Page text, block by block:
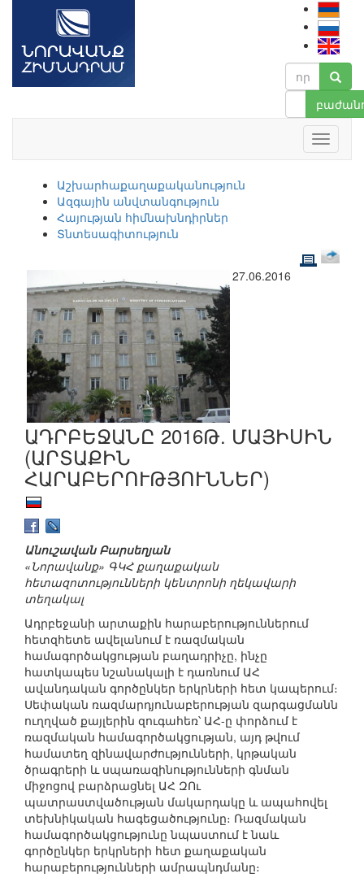
Աշխարհաքաղաքականություն
Ազգային անվտանգություն
Հայության հիմնախնդիրներ
Տնտեսագիտություն
27.06.2016
ԱԴՐԲԵՋԱՆԸ 2016Թ. ՄԱՅԻՍԻՆ
(ԱՐՏԱՔԻՆ
ՀԱՐԱԲԵՐՈՒԹՅՈՒՆՆԵՐ)
Անուշավան Բարսեղյան
«Նորավանք» ԳԿՀ քաղաքական
հետազոտությունների կենտրոնի ղեկավարի
տեղակալ
Ադրբեջանի արտաքին հարաբերություններում
հետզհետե ավելանում է ռազմական
համագործակցության բաղադրիչը, ինչը
հատկապես նշանակալի է դառնում ԱՀ
ավանդական գործընկեր երկրների հետ կապերում։
Սեփական ռազմարդյունաբերության զարգացմանն
ուղղված քայլերին զուգահեռ՝ ԱՀ-ը փորձում է
ռազմական համագործակցության, այդ թվում
համատեղ զինավարժությունների, կրթական
ծրագրերի և սպառազինությունների գնման
միջոցով բարձրացնել ԱՀ ԶՈւ
պատրաստվածության մակարդակը և ապահովել
տեխնիկական հագեցածությունը։ Ռազմական
համագործակցությունը նպաստում է նաև
գործընկեր երկրների հետ քաղաքական
հարաբերությունների ամրապնդմանը։